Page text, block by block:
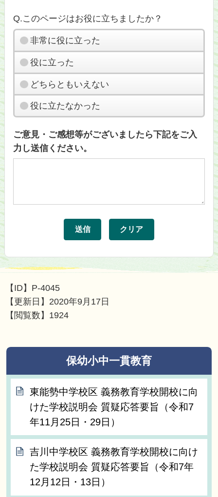
Q.このページはお役に立ちましたか？
非常に役に立った
役に立った
どちらともいえない
役に立たなかった
ご意見・ご感想等がございましたら下記をご入
力し送信ください。
【ID】 P-4045
【更新日】 2020年9月17日
【閲覧数】 1924
保幼小中一貫教育
東能勢中学校区 義務教育学校開校に向
けた学校説明会 質疑応答要旨（令和7
年11月25日・29日）
吉川中学校区 義務教育学校開校に向け
た学校説明会 質疑応答要旨（令和7年
12月12日・13日）